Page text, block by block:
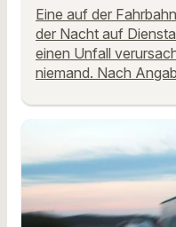
Eine auf der
der Nacht auf
einen Unfall
niemand. Nach